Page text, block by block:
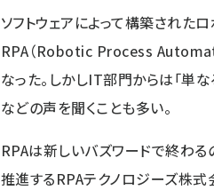
ソフトウェアによって構築された
RPA（Robotic Process
なった。しかしIT部門からは「単
などの声を聞くことも多い。
RPAは新しいバズワードで終わる
推進するRPAテクノロジーズ株